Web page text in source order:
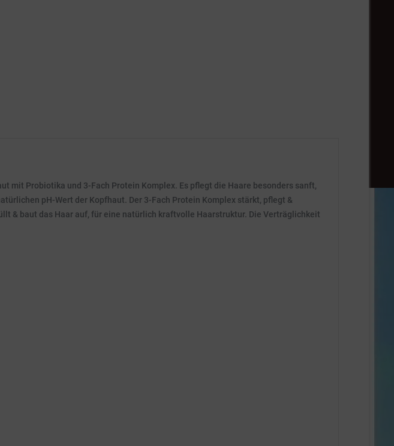
mit Probiotika und 3-Fach Protein Komplex. Es pflegt die Haare besonders sanft,
pH-Wert der Kopfhaut. Der 3-Fach Protein Komplex stärkt, pflegt &
& baut das Haar auf, für eine natürlich kraftvolle Haarstruktur. Die Verträglichkeit